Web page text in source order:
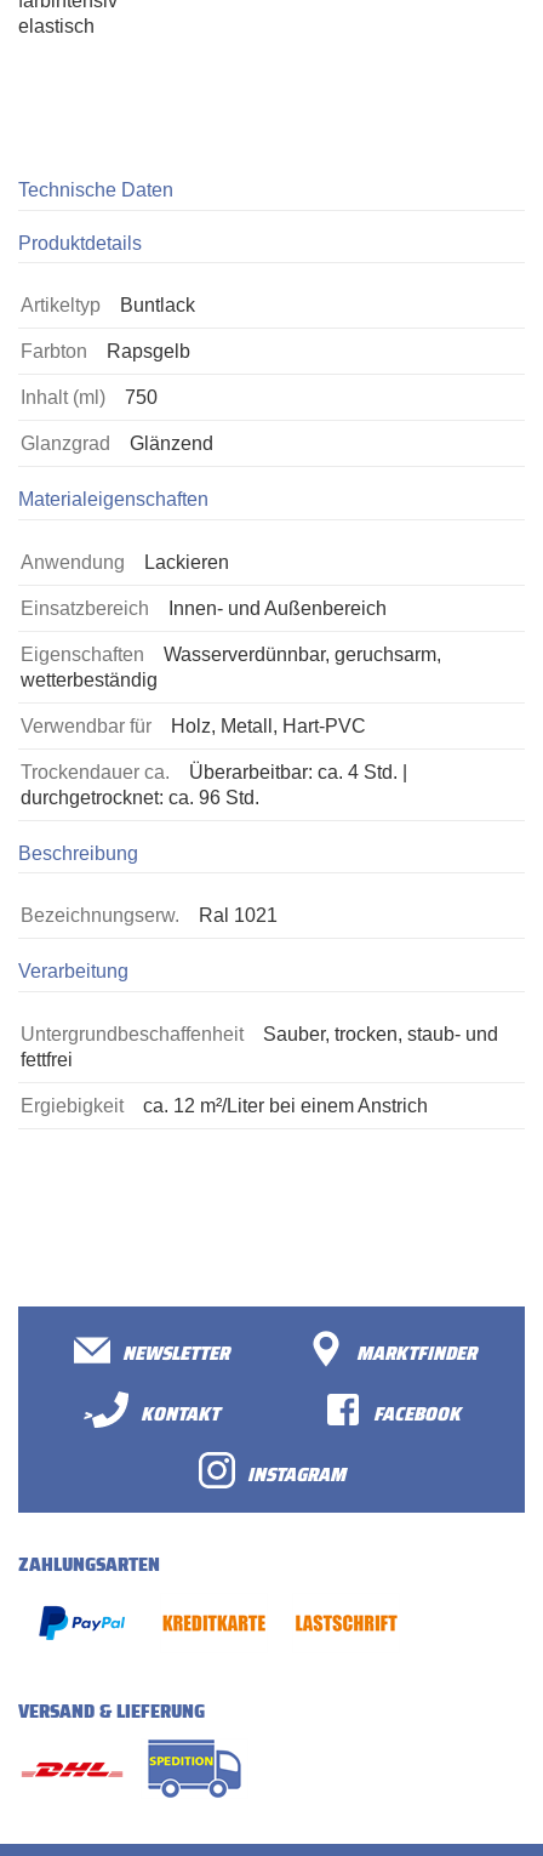
elastisch
Technische Daten
Produktdetails
Artikeltyp Buntlack
Farbton Rapsgelb
Inhalt (ml) 750
Glanzgrad Glänzend
Materialeigenschaften
Anwendung Lackieren
Einsatzbereich Innen- und Außenbereich
Eigenschaften
Wasserverdünnbar, geruchsarm,
wetterbeständig
Verwendbar für Holz, Metall, Hart-PVC
Trockendauer ca.
Überarbeitbar: ca. 4 Std. |
durchgetrocknet: ca. 96 Std.
Beschreibung
Bezeichnungserw. Ral 1021
Verarbeitung
Untergrundbeschaffenheit
Sauber, trocken, staub- und
fettfrei
Ergiebigkeit ca. 12 m²/Liter bei einem Anstrich
NEWSLETTER
MARKTFINDER
>
KONTAKT
FACEBOOK
INSTAGRAM
ZAHLUNGSARTEN
VERSAND & LIEFERUNG